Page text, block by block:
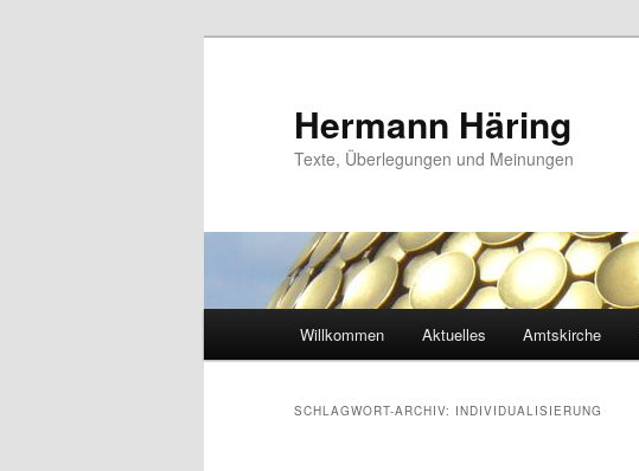
Hermann Häring
Texte, Überlegungen und Meinungen
Willkommen Aktuelles Amtskirche
SCHLAGWORT-ARCHIV: INDIVIDUALISIERUNG